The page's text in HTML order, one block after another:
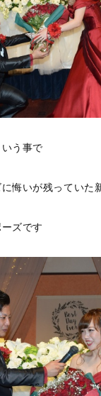
う事で
悔いが残っていた
ズです